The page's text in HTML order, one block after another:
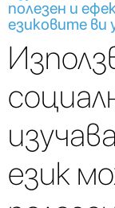
полезен и
езиковите ви
език